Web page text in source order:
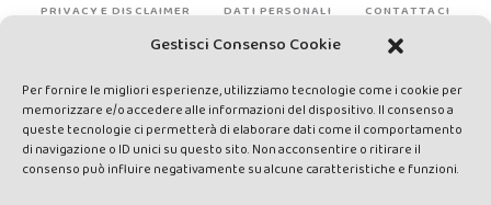
Gestisci Consenso Cookie
Per fornire le migliori esperienze, utilizziamo tecnologie come i cookie per
memorizzare e/o accedere alle informazioni del dispositivo. Il consenso a
queste tecnologie ci permetterà di elaborare dati come il comportamento
di navigazione o ID unici su questo sito. Non acconsentire o ritirare il
consenso può influire negativamente su alcune caratteristiche e funzioni.
PRIVACY E DISCLAIMER DATI PERSONALI CONTATTACI